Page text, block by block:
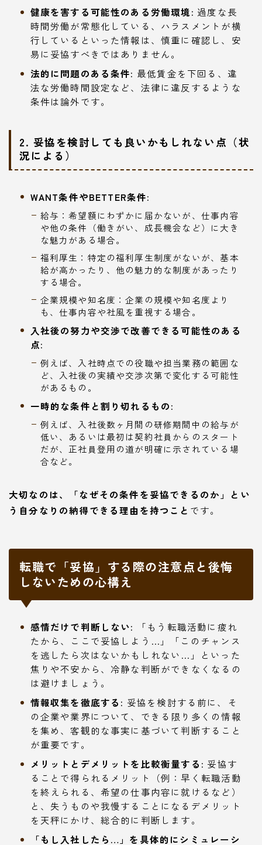
健康を害する可能性のある労働環境: 過度な長
時間労働が常態化している、ハラスメントが横
行しているといった情報は、慎重に確認し、安
易に妥協すべきではありません。
法的に問題のある条件: 最低賃金を下回る、違
法な労働時間設定など、法律に違反するような
条件は論外です。
2. 妥協を検討しても良いかもしれない点（状
況による）
WANT条件やBETTER条件:
給与：希望額にわずかに届かないが、仕事内容
や他の条件（働きがい、成長機会など）に大き
な魅力がある場合。
福利厚生：特定の福利厚生制度がないが、基本
給が高かったり、他の魅力的な制度があったり
する場合。
企業規模や知名度：企業の規模や知名度より
も、仕事内容や社風を重視する場合。
入社後の努力や交渉で改善できる可能性のある
点:
例えば、入社時点での役職や担当業務の範囲な
ど、入社後の実績や交渉次第で変化する可能性
があるもの。
一時的な条件と割り切れるもの:
例えば、入社後数ヶ月間の研修期間中の給与が
低い、あるいは最初は契約社員からのスタート
だが、正社員登用の道が明確に示されている場
合など。
大切なのは、「なぜその条件を妥協できるのか」とい
う自分なりの納得できる理由を持つこと です。
転職で「妥協」する際の注意点と後悔
しないための心構え
感情だけで判断しない:
「もう転職活動に疲れ
たから、ここで妥協しよう…」「このチャンス
を逃したら次はないかもしれない…」といった
焦りや不安から、冷静な判断ができなくなるの
は避けましょう。
情報収集を徹底する: 妥協を検討する前に、そ
の企業や業界について、できる限り多くの情報
を集め、客観的な事実に基づいて判断すること
が重要です。
メリットとデメリットを比較衡量する: 妥協す
ることで得られるメリット（例：早く転職活動
を終えられる、希望の仕事内容に就けるなど）
と、失うものや我慢することになるデメリット
を天秤にかけ、総合的に判断します。
「もし入社したら…」を具体的にシミュレーシ